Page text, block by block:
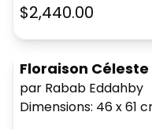
$2,440.00
Floraison Céleste
par Rabab Eddahby
Dimensions: 46 x 61